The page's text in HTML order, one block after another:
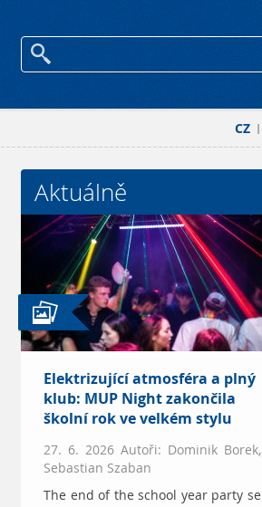
CZ |
Aktuálně
Elektrizující atmosféra a plný
klub: MUP Night zakončila
školní rok ve velkém stylu
27. 6. 2026 Autoři: Dominik Borek,
Sebastian Szaban
The end of the school year party se